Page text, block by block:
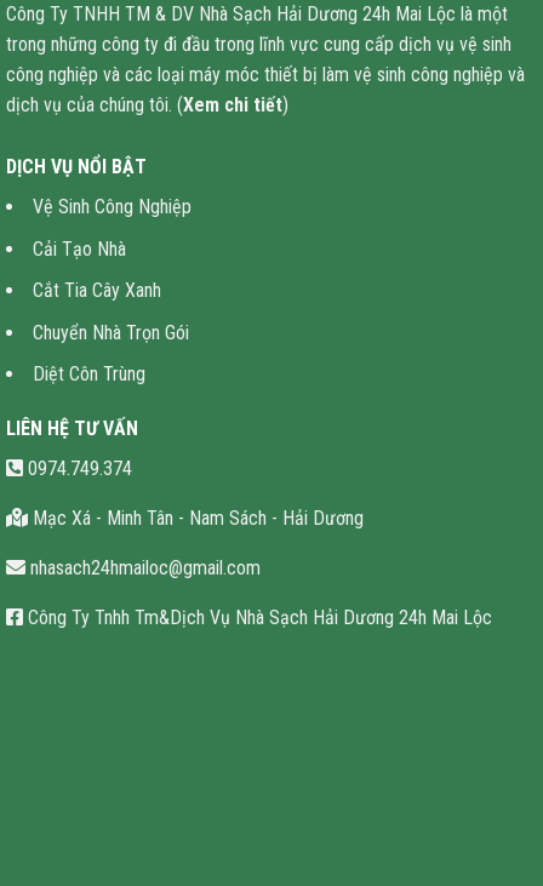
Công Ty TNHH TM & DV Nhà Sạch Hải Dương 24h Mai Lộc là một
trong những công ty đi đầu trong lĩnh vực cung cấp dịch vụ vệ sinh
công nghiệp và các loại máy móc thiết bị làm vệ sinh công nghiệp và
dịch vụ của chúng tôi. (Xem chi tiết)
DỊCH VỤ NỔI BẬT
Vệ Sinh Công Nghiệp
Cải Tạo Nhà
Cắt Tia Cây Xanh
Chuyển Nhà Trọn Gói
Diệt Côn Trùng
LIÊN HỆ TƯ VẤN
0974.749.374
Mạc Xá - Minh Tân - Nam Sách - Hải Dương
nhasach24hmailoc@gmail.com
Công Ty Tnhh Tm&Dịch Vụ Nhà Sạch Hải Dương 24h Mai Lộc